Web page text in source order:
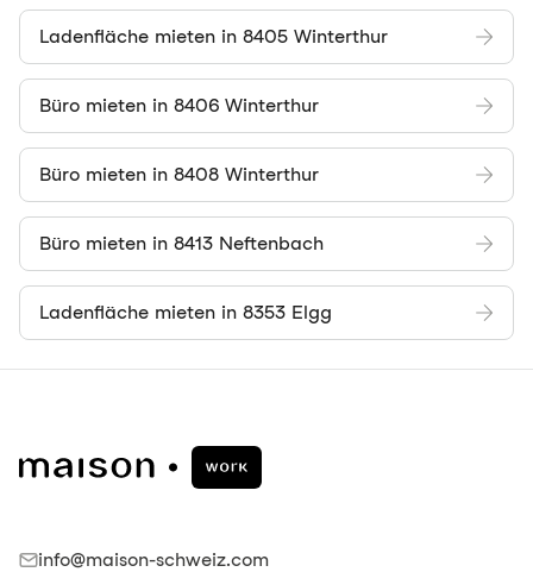
Ladenfläche mieten in 8405 Winterthur
Büro mieten in 8406 Winterthur
Büro mieten in 8408 Winterthur
Büro mieten in 8413 Neftenbach
Ladenfläche mieten in 8353 Elgg
info@maison-schweiz.com